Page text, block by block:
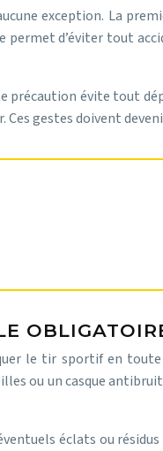
exception. La
d’éviter tout
évite tout
gestes doivent
le tir sportif en
ou un casque
éclats ou